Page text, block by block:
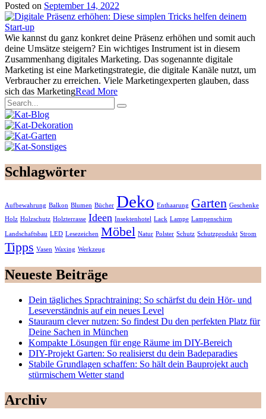
Posted on September 14, 2022
Wie kannst du ganz konkret deine Präsenz erhöhen und somit auch
deine Umsätze steigern? Ein wichtiges Instrument ist in diesem
Zusammenhang digitales Marketing. Das sogenannte digitale
Marketing ist eine Marketingstrategie, die digitale Kanäle nutzt, um
Verbraucher zu erreichen. Viele Marketingexperten glauben, dass
sich das MarketingRead More
Schlagwörter
Aufbewahrung Balkon Blumen Bücher Deko Enthaarung Garten Geschenke
Holz Holzschutz Holzterrasse Ideen Insektenhotel Lack Lampe Lampenschirm
Landschaftsbau LED Lesezeichen Möbel Natur Polster Schutz Schutzprodukt Strom
Tipps Vasen Waxing Werkzeug
Neueste Beiträge
Dein tägliches Sprachtraining: So schärfst du dein Hör- und
Leseverständnis auf ein neues Level
Stauraum clever nutzen: So findest Du den perfekten Platz für
Deine Sachen in München
Kompakte Lösungen für enge Räume im DIY-Bereich
DIY-Projekt Garten: So realisierst du dein Badeparadies
Stabile Grundlagen schaffen: So hält dein Bauprojekt auch
stürmischem Wetter stand
Archiv